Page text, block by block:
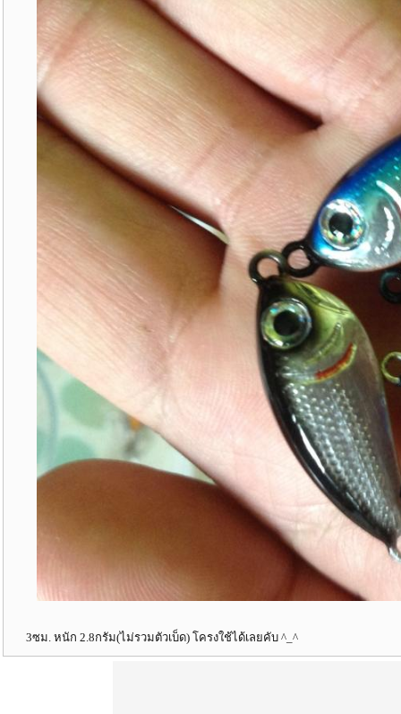
3ซม. หนัก 2.8กรัม(ไม่รวมตัวเบ็ด) โครงใช้ได้เลยคับ ^_^